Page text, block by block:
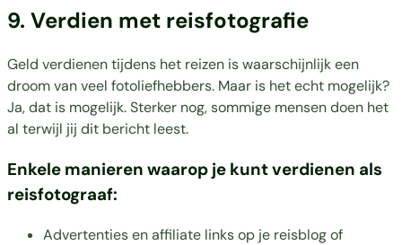
9. Verdien met reisfotografie
Geld verdienen tijdens het reizen is waarschijnlijk een
droom van veel fotoliefhebbers. Maar is het echt mogelijk?
Ja, dat is mogelijk. Sterker nog, sommige mensen doen het
al terwijl jij dit bericht leest.
Enkele manieren waarop je kunt verdienen als
reisfotograaf:
Advertenties en affiliate links op je reisblog of